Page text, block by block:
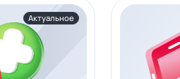
Актуальное